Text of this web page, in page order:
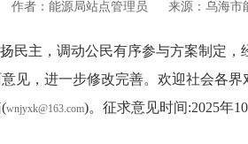
作者：能源局站点管理员 来源：乌海市
民主，调动公民有序参与方案制定，
见，进一步修改完善。欢迎社会各界
wnjyxk@163.com)。征求意见时间:2025年